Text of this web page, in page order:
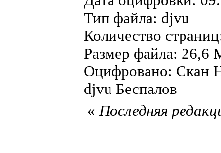
Тип файла: djvu
Количество
Размер файла: 26,6
Оцифровано: Скан
djvu Беспалов
«Последняя